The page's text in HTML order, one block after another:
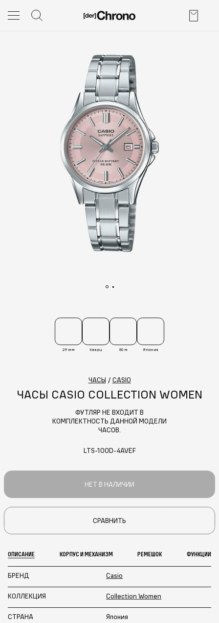
29 мм Кварц 50 м Япония
ЧАСЫ / CASIO
ЧАСЫ CASIO COLLECTION WOMEN
ФУТЛЯР НЕ ВХОДИТ В
КОМПЛЕКТНОСТЬ ДАННОЙ МОДЕЛИ
ЧАСОВ.
LTS-100D-4AVEF
НЕТ В НАЛИЧИИ
СРАВНИТЬ
ОПИСАНИЕ КОРПУС И МЕХАНИЗМ РЕМЕШОК ФУНКЦИИ
БРЕНД Casio
КОЛЛЕКЦИЯ Collection Women
СТРАНА Япония